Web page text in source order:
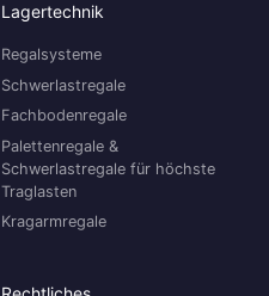
Lagertechnik
Regalsysteme
Schwerlastregale
Fachbodenregale
Palettenregale &
Schwerlastregale für höchste
Traglasten
Kragarmregale